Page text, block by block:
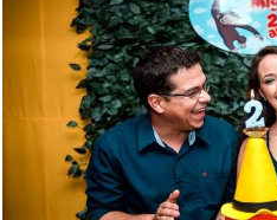
1386